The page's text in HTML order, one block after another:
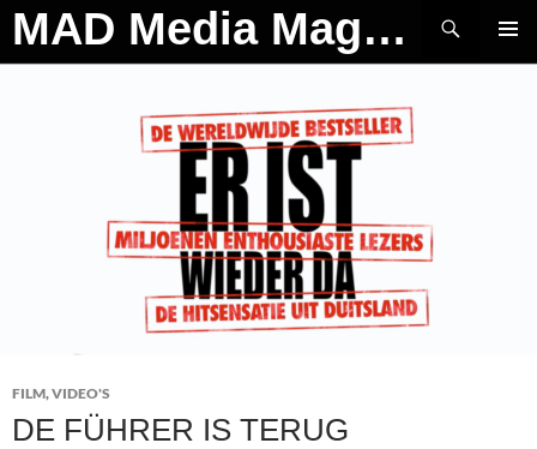
Ga
naar
de
MAD Media Magazine
Zoeken
FILM,VIDEO'S
DE FÜHRER IS TERUG